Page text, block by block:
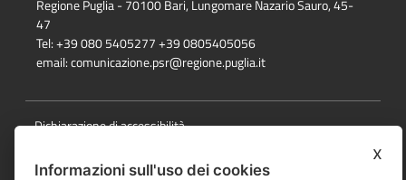
Regione Puglia - 70100 Bari, Lungomare Nazario Sauro, 45-
47
Tel: +39 080 5405277 +39 0805405056
email:comunicazione.psr@regione.puglia.it
Dichiarazione di accessibilità
Note Legali
x
Informazioni sull'uso dei cookies